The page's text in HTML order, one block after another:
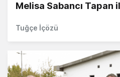
Melisa Sabancı Tapan
Tuğçe İçözü